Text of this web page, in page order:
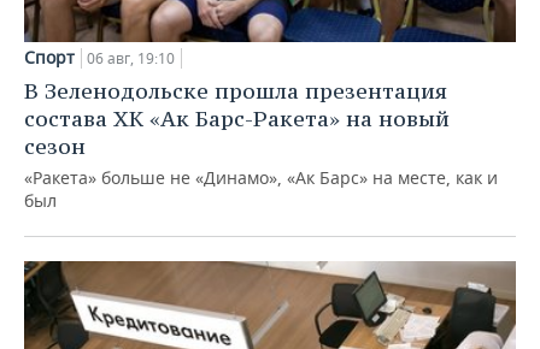
Спорт 06 авг, 19:10
В Зеленодольске прошла презентация
состава ХК «Ак Барс-Ракета» на новый
сезон
«Ракета» больше не «Динамо», «Ак Барс» на месте, как и
был